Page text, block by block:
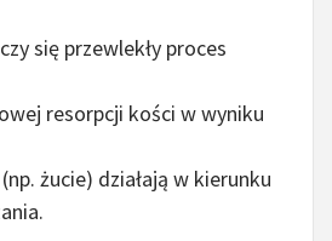
się przewlekły proces
resorpcji kości w wyniku
żucie) działają w kierunku